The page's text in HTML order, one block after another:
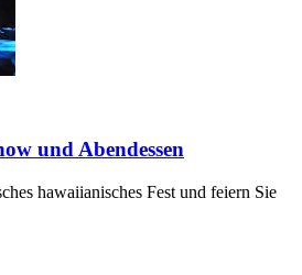
und Abendessen
hawaiianisches Fest und feiern Sie